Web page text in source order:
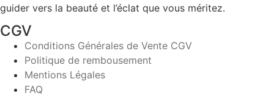
guider vers la beauté et l’éclat que vous méritez.
CGV
Conditions Générales de Vente CGV
Politique de rembousement
Mentions Légales
FAQ